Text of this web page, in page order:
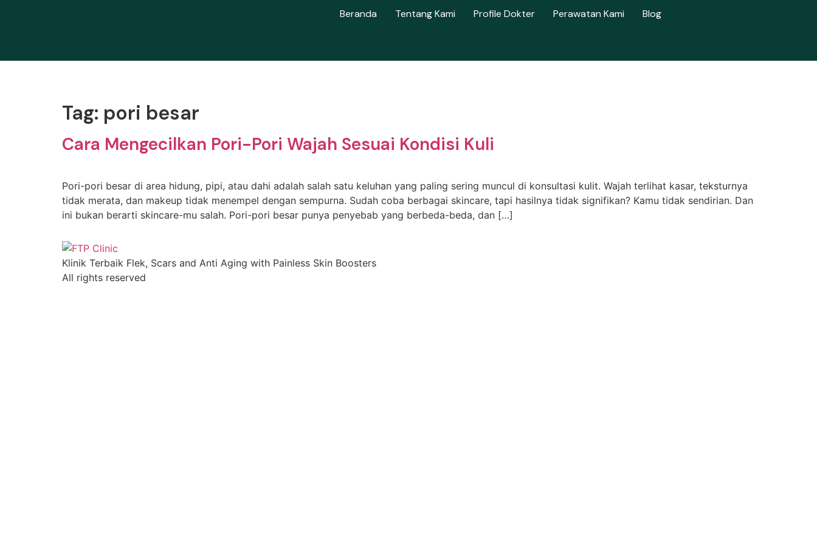
Beranda Tentang Kami Profile Dokter Perawatan Kami Blog
Tag: pori besar
Cara Mengecilkan Pori-Pori Wajah Sesuai Kondisi Kuli
Pori-pori besar di area hidung, pipi, atau dahi adalah salah satu keluhan yang paling sering muncul di konsultasi kulit. Wajah terlihat kasar, teksturnya
tidak merata, dan makeup tidak menempel dengan sempurna. Sudah coba berbagai skincare, tapi hasilnya tidak signifikan? Kamu tidak sendirian. Dan
ini bukan berarti skincare-mu salah. Pori-pori besar punya penyebab yang berbeda-beda, dan […]
Klinik Terbaik Flek, Scars and Anti Aging with Painless Skin Boosters
All rights reserved